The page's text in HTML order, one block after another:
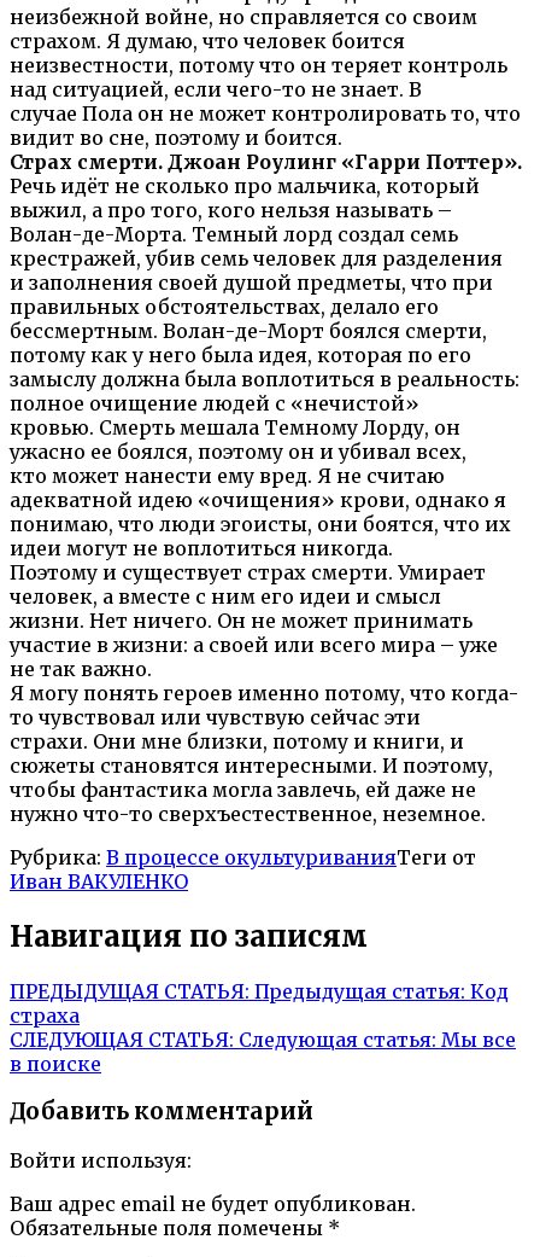
неизбежной войне, но справляется со своим
страхом. Я думаю, что человек боится
неизвестности, потому что он теряет контроль
над ситуацией, если чего-то не знает. В
случае Пола он не может контролировать то, что
видит во сне, поэтому и боится.
Страх смерти. Джоан Роулинг «Гарри Поттер».
Речь идёт не сколько про мальчика, который
выжил, а про того, кого нельзя называть –
Волан-де-Морта. Темный лорд создал семь
крестражей, убив семь человек для разделения
и заполнения своей душой предметы, что при
правильных обстоятельствах, делало его
бессмертным. Волан-де-Морт боялся смерти,
потому как у него была идея, которая по его
замыслу должна была воплотиться в реальность:
полное очищение людей с «нечистой»
кровью. Смерть мешала Темному Лорду, он
ужасно ее боялся, поэтому он и убивал всех,
кто может нанести ему вред. Я не считаю
адекватной идею «очищения» крови, однако я
понимаю, что люди эгоисты, они боятся, что их
идеи могут не воплотиться никогда.
Поэтому и существует страх смерти. Умирает
человек, а вместе с ним его идеи и смысл
жизни. Нет ничего. Он не может принимать
участие в жизни: а своей или всего мира – уже
не так важно.
Я могу понять героев именно потому, что когда-
то чувствовал или чувствую сейчас эти
страхи. Они мне близки, потому и книги, и
сюжеты становятся интересными. И поэтому,
чтобы фантастика могла завлечь, ей даже не
нужно что-то сверхъестественное, неземное.
Рубрика: В процессе окультуриванияТеги от
Иван ВАКУЛЕНКО
Навигация по записям
ПРЕДЫДУЩАЯ СТАТЬЯ: Предыдущая статья: Код
страха
СЛЕДУЮЩАЯ СТАТЬЯ: Следующая статья: Мы все
в поиске
Добавить комментарий
Войти используя:
Ваш адрес email не будет опубликован.
Обязательные поля помечены *